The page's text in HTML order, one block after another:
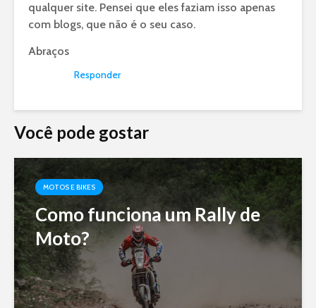
qualquer site. Pensei que eles faziam isso apenas
com blogs, que não é o seu caso.
Abraços
Responder
Você pode gostar
MOTOS E BIKES
Como funciona um Rally de
Moto?